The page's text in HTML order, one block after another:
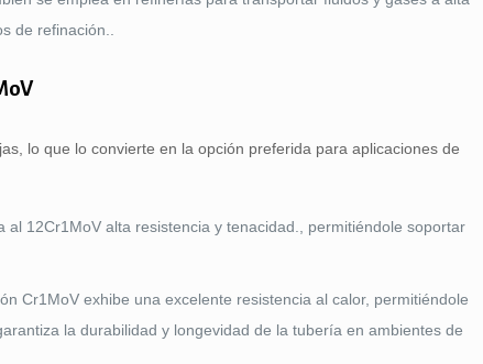
de refinación..
lo que lo convierte en la opción preferida para aplicaciones de
12Cr1MoV alta resistencia y tenacidad., permitiéndole soportar
Cr1MoV exhibe una excelente resistencia al calor, permitiéndole
la durabilidad y longevidad de la tubería en ambientes de